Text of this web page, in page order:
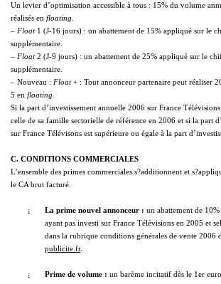
Un levier d’optimisation accessible à tous : 15% du volume
réalisés en floating.
– Float 1 (J-16 jours) : un abattement de 15% appliqué sur le
supplémentaire.
– Float 2 (J-9 jours) : un abattement de 25% appliqué sur le
supplémentaire.
– Nouveau : Float+ : Tout annonceur partenaire peut réaliser
5 en floating.
Si la part d’investissement annuelle 2006 sur France
celle de sa famille sectorielle de référence en 2006 et si la part
sur France Télévisons est supérieure ou égale à la part
C. CONDITIONS COMMERCIALES
L’ensemble des primes commerciales s?additionnent et
le CA brut facturé.
¡ La prime nouvel annonceur : un abattement de
ayant pas investi sur France Télévisions en 2005 et
dans la rubrique conditions générales de vente 2006
publicite.fr.
¡ Prime de volume : un barème incitatif dès le 1er euro.